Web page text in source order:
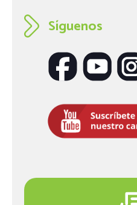
Síguenos